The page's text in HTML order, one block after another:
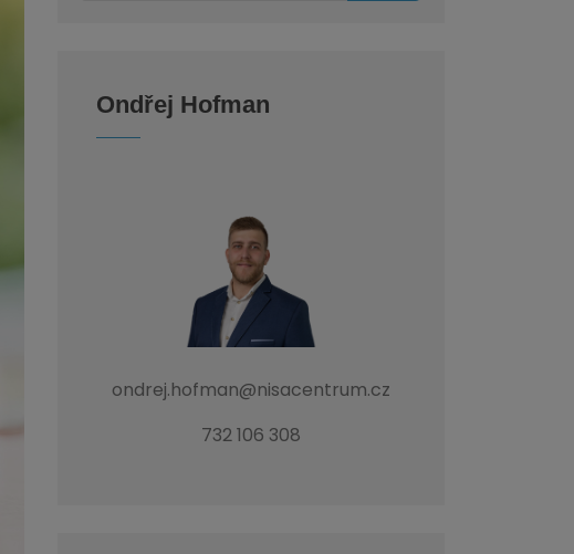
Ondřej Hofman
ondrej.hofman@nisacentrum.cz
732 106 308